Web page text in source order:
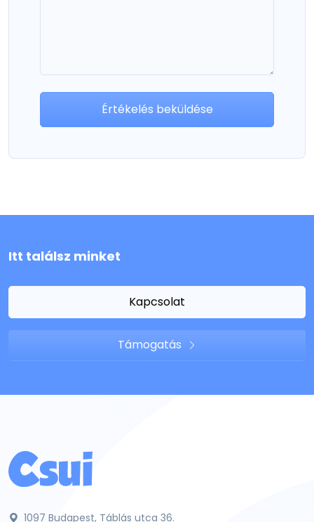
Értékelés beküldése
Itt találsz minket
Kapcsolat
Támogatás
1097 Budapest, Táblás utca 36.